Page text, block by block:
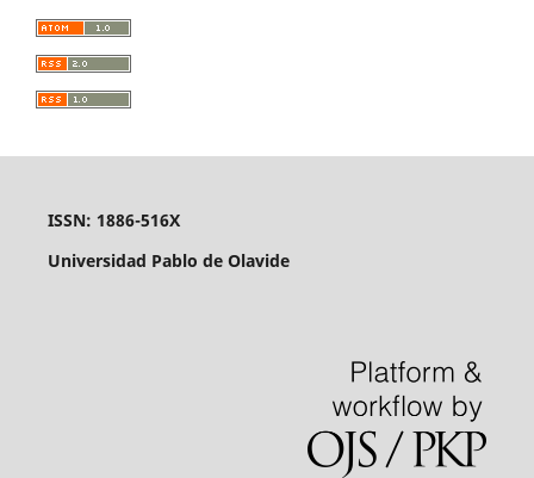
ISSN: 1886-516X
Universidad Pablo de Olavide